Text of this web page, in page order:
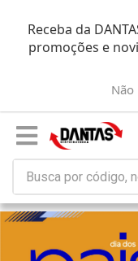
Receba da
promoções e